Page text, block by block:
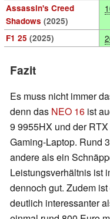
Assassin's Creed
Shadows (2025)
F1 25 (2025)
Fazit
Es muss nicht immer
denn das NEO 16 ist
9 9955HX und der
Gaming-Laptop. Rund
andere als ein
Leistungsverhältnis ist
dennoch gut. Zudem
deutlich interessanter